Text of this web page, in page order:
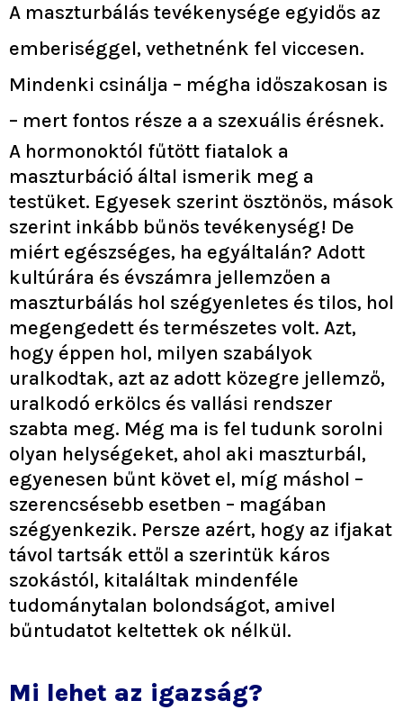
A maszturbálás tevékenysége egyidős az
emberiséggel, vethetnénk fel viccesen.
Mindenki csinálja – mégha időszakosan is
– mert fontos része a a szexuális érésnek.
A hormonoktól fűtött fiatalok a
maszturbáció által ismerik meg a
testüket. Egyesek szerint ösztönös, mások
szerint inkább bűnös tevékenység! De
miért egészséges, ha egyáltalán? Adott
kultúrára és évszámra jellemzően a
maszturbálás hol szégyenletes és tilos, hol
megengedett és természetes volt. Azt,
hogy éppen hol, milyen szabályok
uralkodtak, azt az adott közegre jellemző,
uralkodó erkölcs és vallási rendszer
szabta meg. Még ma is fel tudunk sorolni
olyan helységeket, ahol aki maszturbál,
egyenesen bűnt követ el, míg máshol –
szerencsésebb esetben – magában
szégyenkezik. Persze azért, hogy az ifjakat
távol tartsák ettől a szerintük káros
szokástól, kitaláltak mindenféle
tudománytalan bolondságot, amivel
bűntudatot keltettek ok nélkül.
Mi lehet az igazság?